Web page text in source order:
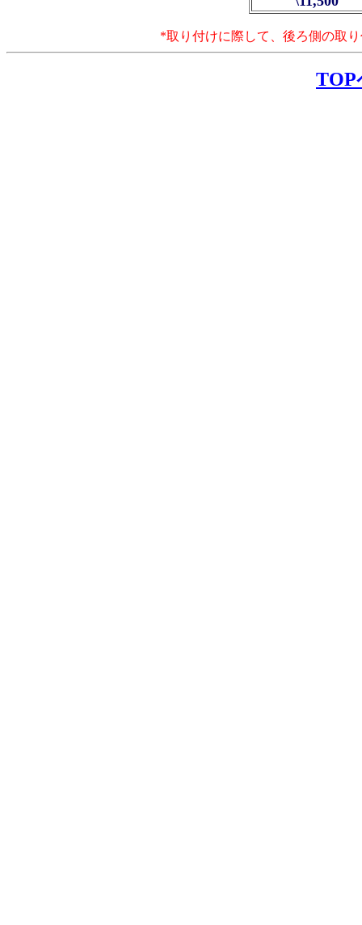
*取り付けに際して、後ろ側の取
TOP